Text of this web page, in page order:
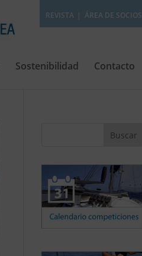
REVISTA ÁREA DE SOCIOS
Sostenibilidad Contacto